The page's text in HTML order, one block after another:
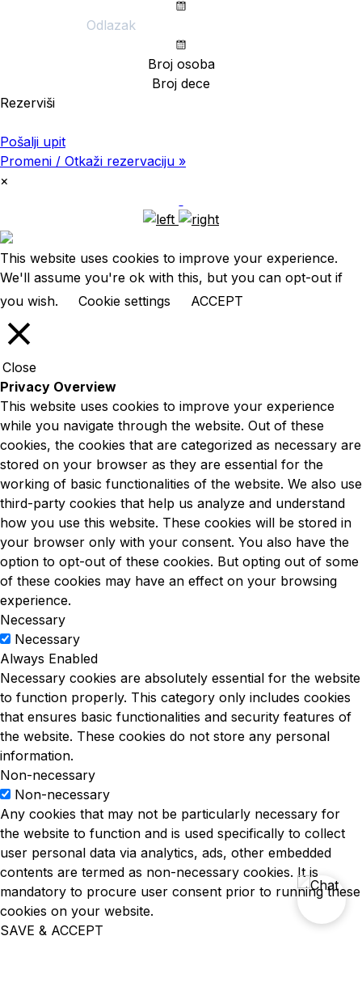
Rezerviši
Pošalji upit
Promeni / Otkaži rezervaciju »
×
This website uses cookies to improve your experience.
We'll assume you're ok with this, but you can opt-out if
you wish.
Cookie settings ACCEPT
Close
Privacy Overview
This website uses cookies to improve your experience
while you navigate through the website. Out of these
cookies, the cookies that are categorized as necessary are
stored on your browser as they are essential for the
working of basic functionalities of the website. We also use
third-party cookies that help us analyze and understand
how you use this website. These cookies will be stored in
your browser only with your consent. You also have the
option to opt-out of these cookies. But opting out of some
of these cookies may have an effect on your browsing
experience.
Necessary
Necessary
Always Enabled
Necessary cookies are absolutely essential for the website
to function properly. This category only includes cookies
that ensures basic functionalities and security features of
the website. These cookies do not store any personal
information.
Non-necessary
Non-necessary
Any cookies that may not be particularly necessary for
the website to function and is used specifically to collect
user personal data via analytics, ads, other embedded
contents are termed as non-necessary cookies. It is
mandatory to procure user consent prior to running these
cookies on your website.
SAVE & ACCEPT